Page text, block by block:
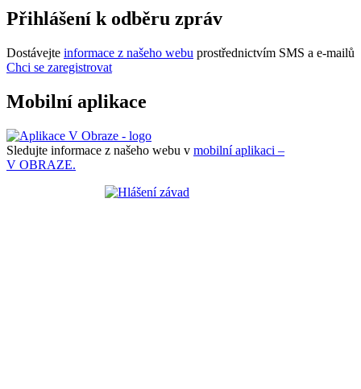
Přihlášení k odběru zpráv
Dostávejte informace z našeho webu prostřednictvím SMS a e-mailů
Chci se zaregistrovat
Mobilní aplikace
Sledujte informace z našeho webu v mobilní aplikaci –
V OBRAZE.